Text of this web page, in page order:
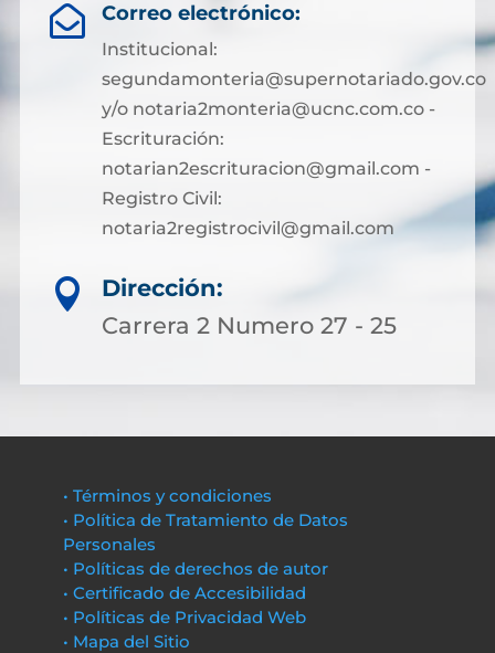
 Correo electrónico:
Institucional:
segundamonteria@supernotariado.gov.co
y/o notaria2monteria@ucnc.com.co -
Escrituración:
notarian2escrituracion@gmail.com -
Registro Civil:
notaria2registrocivil@gmail.com

Dirección:
Carrera 2 Numero 27 - 25
• Términos y condiciones
• Política de Tratamiento de Datos
Personales
• Políticas de derechos de autor
• Certificado de Accesibilidad
• Políticas de Privacidad Web
• Mapa del Sitio